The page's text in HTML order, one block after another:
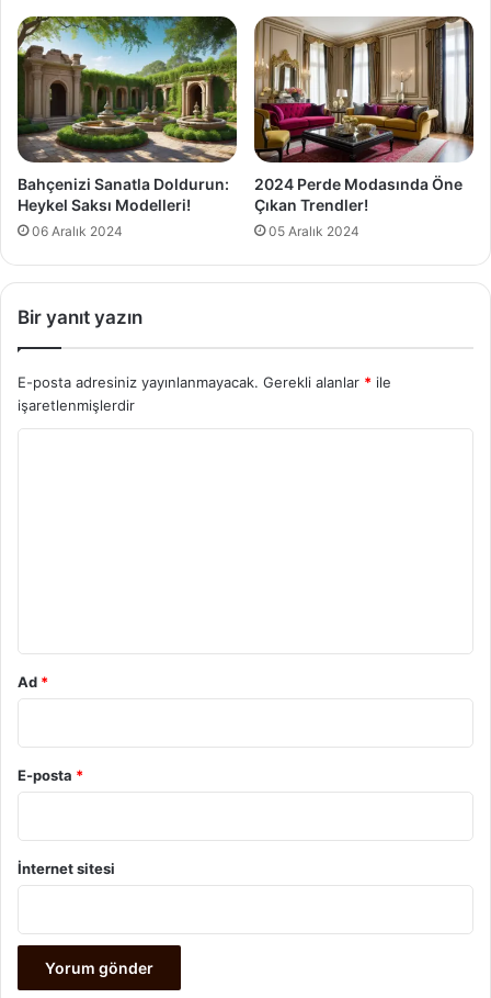
Bahçenizi Sanatla Doldurun:
Heykel Saksı Modelleri!
06 Aralık 2024
2024 Perde Modasında Öne
Çıkan Trendler!
05 Aralık 2024
Bir yanıt yazın
E-posta adresiniz yayınlanmayacak. Gerekli alanlar * ile
işaretlenmişlerdir
Ad *
E-posta *
İnternet sitesi